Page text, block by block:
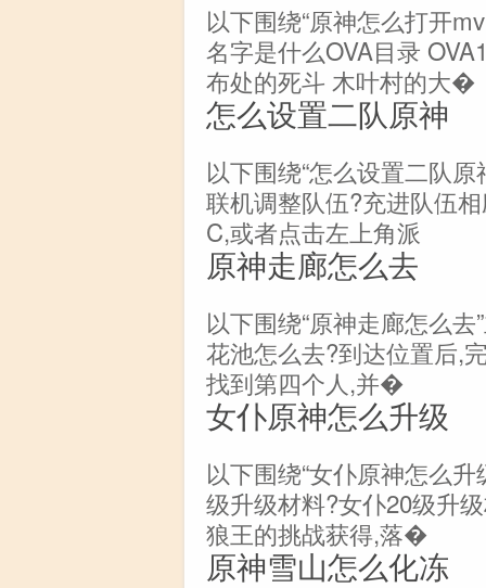
以下围绕“原神怎么打开
名字是什么OVA目录
布处的死斗 木叶村的大�
怎么设置二队原神
以下围绕“怎么设置二队
联机调整队伍?充进队伍
C,或者点击左上角派
原神走廊怎么去
以下围绕“原神走廊怎么
花池怎么去?到达位置后,
找到第四个人,并�
女仆原神怎么升级
以下围绕“女仆原神怎么
级升级材料?女仆20级升
狼王的挑战获得,落�
原神雪山怎么化冻